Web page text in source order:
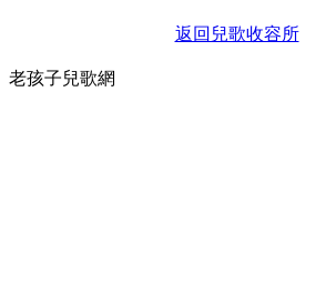
返回兒歌收容所
老孩子兒歌網